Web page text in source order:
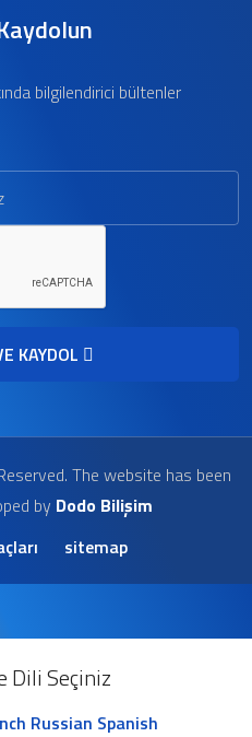
bilgilendirici bültenler
KAYDOL
The website has been
by Dodo Bilişim
sitemap
Dili Seçiniz
Russian Spanish